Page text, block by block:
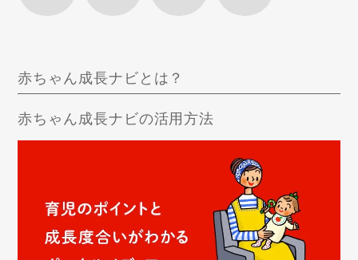
赤ちゃん成長ナビとは？
赤ちゃん成長ナビの活用方法